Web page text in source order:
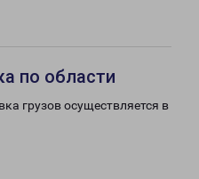
по области
грузов осуществляется в